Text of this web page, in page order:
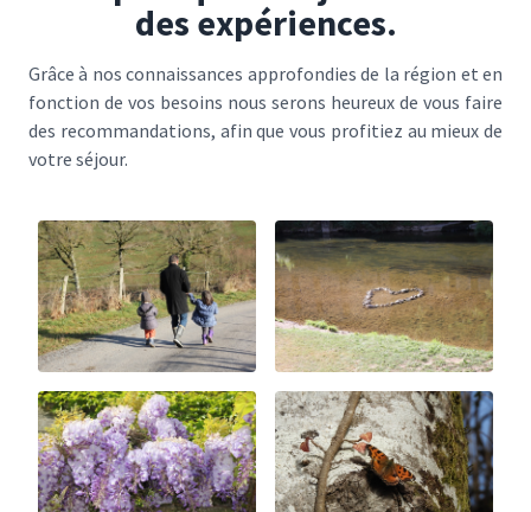
des expériences.
Grâce à nos connaissances approfondies de la région et en
fonction de vos besoins nous serons heureux de vous faire
des recommandations, afin que vous profitiez au mieux de
votre séjour.